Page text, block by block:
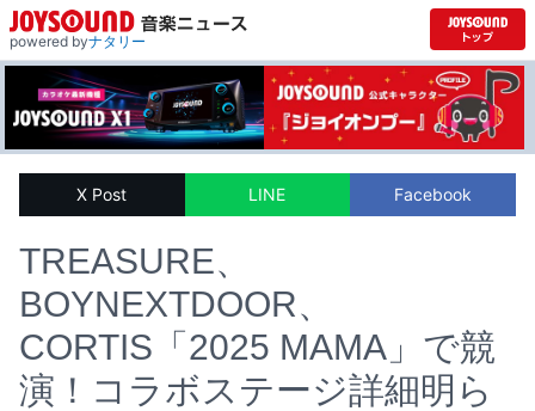
powered byナタリー
X Post LINE Facebook
TREASURE、
BOYNEXTDOOR、
CORTIS「2025 MAMA」で競
演！コラボステージ詳細明ら